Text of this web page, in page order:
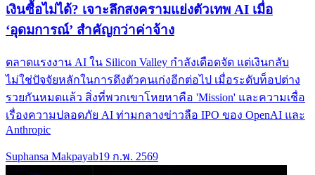
เงินซื้อไม่ได้? เจาะลึกสงครามแย่งตัวเทพ AI เมื่อ
‘อุดมการณ์’ สำคัญกว่าค่าจ้าง
ตลาดแรงงาน AI ใน Silicon Valley กำลังเดือดจัด แต่เงินกลับ
ไม่ใช่ปัจจัยหลักในการดึงตัวคนเก่งอีกต่อไป เมื่อระดับท็อปต่าง
รวยกันหมดแล้ว สิ่งที่พวกเขาโหยหาคือ 'Mission' และความเชื่อ
เรื่องความปลอดภัย AI ท่ามกลางข่าวลือ IPO ของ OpenAI และ
Anthropic
Suphansa Makpayab19 ก.พ. 2569